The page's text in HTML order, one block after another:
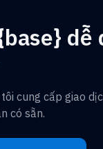
dễ
cung cấp giao
có sẵn.